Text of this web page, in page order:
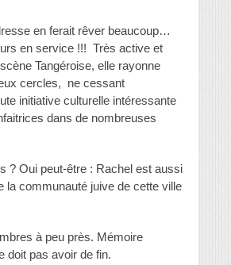
en ferait rêver beaucoup…
en service !!! Très active et
Tangéroise, elle rayonne
cercles, ne cessant
initiative culturelle intéressante
dans de nombreuses
? Oui peut-être : Rachel est aussi
la communauté juive de cette ville
à peu près. Mémoire
doit pas avoir de fin.